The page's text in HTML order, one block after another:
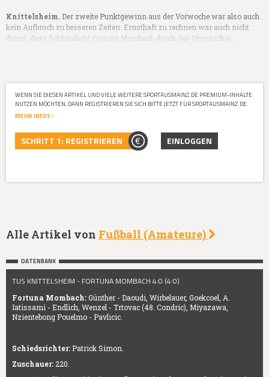
Knittelsheim. Der zweite Punktgewinn aus der Vorwoche war also auch
kein Aufbruch zu besseren Zeiten. Ernsthaft zu rechnen war auch nicht
damit, dass Schlusslicht Fortuna Mombach durch das Unentschie…
WENN SIE DIESEN ARTIKEL UND VIELE WEITERE SPORTAUSMAINZ.DE PREMIUM-INHALTE
NUTZEN MÖCHTEN, DANN REGISTRIEREN SIE SICH BITTE JETZT FÜR SPORTAUSMAINZ.DE.
MEHR INFOS
SCHRITT 1: REGISTRIEREN EINLOGGEN
Alle Artikel von Fußball (Amateure)
DATENBANK
TUS KNITTELSHEIM - FORTUNA MOMBACH 4:0 (4:0)
Fortuna Mombach:Günther - Daoudi, Wirbelauer, Goekcoel, A.
Iatissami - Endlich, Wenzel - Trtovac (48. Condric), Miyazawa,
Nzientebong Pouelmo - Pavlicic.
Schiedsrichter: Patrick Simon.
Zuschauer:220.